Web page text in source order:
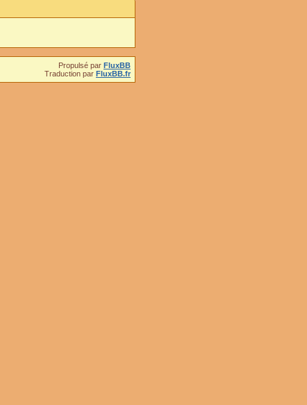
Propulsé par FluxBB
Traduction par FluxBB.fr